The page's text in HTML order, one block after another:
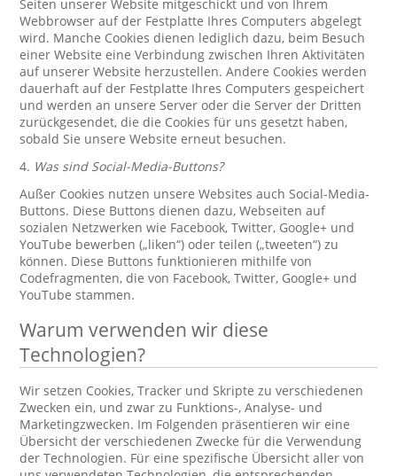
Seiten unserer Website mitgeschickt und von Ihrem
Webbrowser auf der Festplatte Ihres Computers abgelegt
wird. Manche Cookies dienen lediglich dazu, beim Besuch
einer Website eine Verbindung zwischen Ihren Aktivitäten
auf unserer Website herzustellen. Andere Cookies werden
dauerhaft auf der Festplatte Ihres Computers gespeichert
und werden an unsere Server oder die Server der Dritten
zurückgesendet, die die Cookies für uns gesetzt haben,
sobald Sie unsere Website erneut besuchen.
4. Was sind Social-Media-Buttons?
Außer Cookies nutzen unsere Websites auch Social-Media-
Buttons. Diese Buttons dienen dazu, Webseiten auf
sozialen Netzwerken wie Facebook, Twitter, Google+ und
YouTube bewerben („liken“) oder teilen („tweeten“) zu
können. Diese Buttons funktionieren mithilfe von
Codefragmenten, die von Facebook, Twitter, Google+ und
YouTube stammen.
Warum verwenden wir diese
Technologien?
Wir setzen Cookies, Tracker und Skripte zu verschiedenen
Zwecken ein, und zwar zu Funktions-, Analyse- und
Marketingzwecken. Im Folgenden präsentieren wir eine
Übersicht der verschiedenen Zwecke für die Verwendung
der Technologien. Für eine spezifische Übersicht aller von